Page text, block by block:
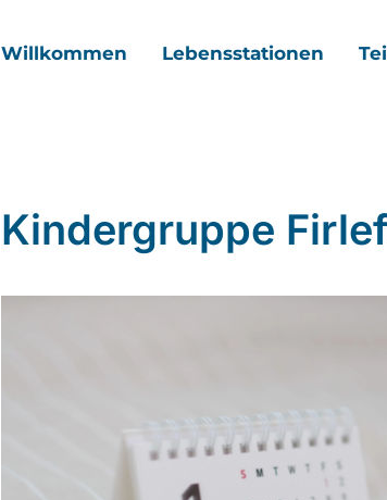
Willkommen Lebensstationen
Kindergruppe